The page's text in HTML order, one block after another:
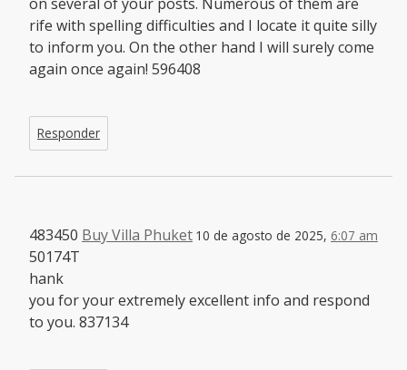
rife with spelling difficulties and I locate it quite silly
to inform you. On the other hand I will surely come
again once again! 596408
Responder
Buy Villa Phuket 10 de agosto de 2025, 6:07 am
483450
50174T
hank
you for your extremely excellent info and respond
to you. 837134